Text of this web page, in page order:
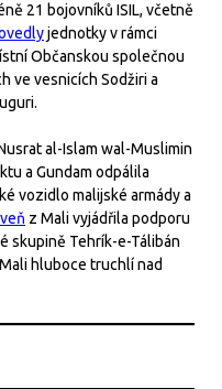
21 bojovníků ISIL, včetně
jednotky v rámci
Občanskou společnou
ve vesnicích Sodžiri a
al-Islam wal-Muslimin
a Gundam odpálila
vozidlo malijské armády a
z Mali vyjádřila podporu
skupině Tehrík-e-Tálibán
hluboce truchlí nad